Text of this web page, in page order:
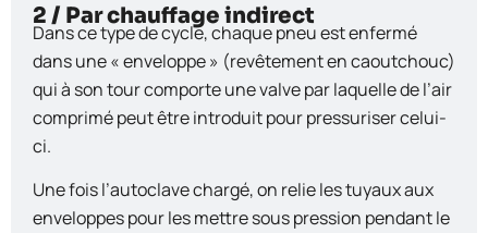
2 / Par chauffage indirect
Dans ce type de cycle, chaque pneu est enfermé
dans une « enveloppe » (revêtement en caoutchouc)
qui à son tour comporte une valve par laquelle de l’air
comprimé peut être introduit pour pressuriser celui-
ci.
Une fois l’autoclave chargé, on relie les tuyaux aux
enveloppes pour les mettre sous pression pendant le